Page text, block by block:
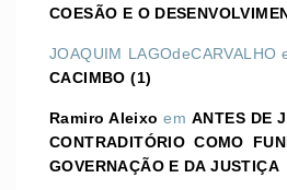
COESÃO E O
JOAQUIM LAGOdeCARVALHO
CACIMBO (1)
Ramiro Aleixo emANTES DE
CONTRADITÓRIO COMO
GOVERNAÇÃO E DA JUSTIÇA